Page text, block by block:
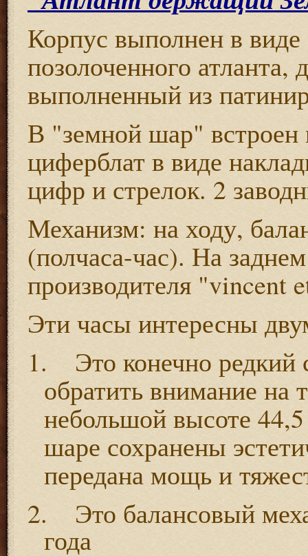
Корпус выполнен в виде
позолоченного атланта,
выполненный из
В"земной шар" встроен
циферблат в виде
цифр и стрелок. 2
Механизм: на ходу,
(полчаса-час). На заднем
производителя"vincent
Эти часы интересны
1. Это конечно редкий
обратить внимание на
небольшой высоте
шаре сохранены
передана мощь и
2. Это балансовый
года